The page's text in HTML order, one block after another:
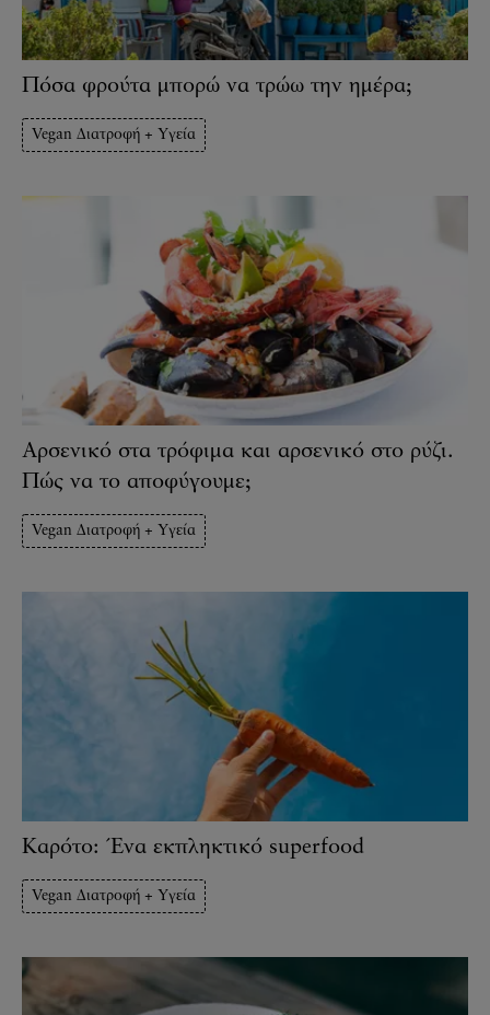
Πόσα φρούτα μπορώ να τρώω την ημέρα;
Vegan Διατροφή + Υγεία
Αρσενικό στα τρόφιμα και αρσενικό στο ρύζι.
Πώς να το αποφύγουμε;
Vegan Διατροφή + Υγεία
Καρότο: Ένα εκπληκτικό superfood
Vegan Διατροφή + Υγεία